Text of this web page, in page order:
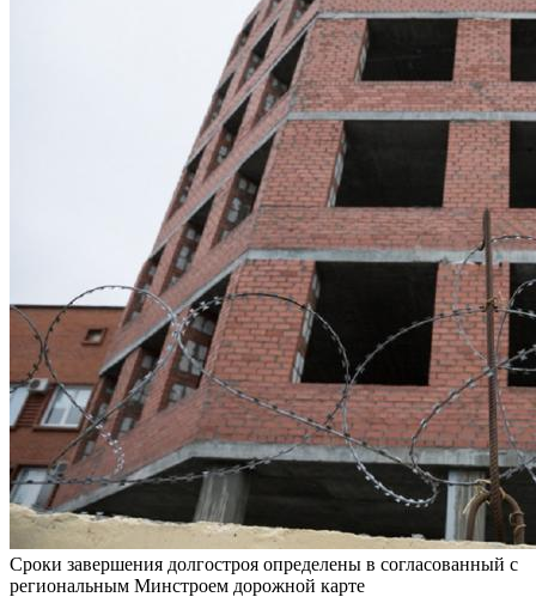
Сроки завершения долгостроя определены в согласованный с
региональным Минстроем дорожной карте